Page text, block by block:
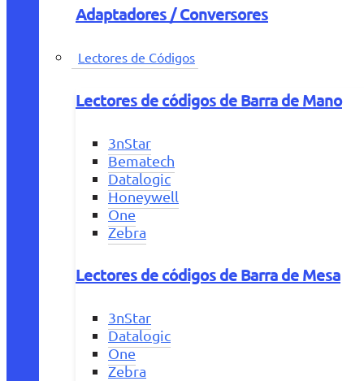
Adaptadores / Conversores
Lectores de Códigos
Lectores de códigos de Barra de Mano
3nStar
Bematech
Datalogic
Honeywell
One
Zebra
Lectores de códigos de Barra de Mesa
3nStar
Datalogic
One
Zebra